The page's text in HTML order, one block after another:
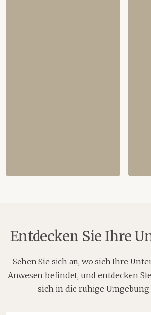
Entdecken Sie Ihre
Sehen Sie sich an, wo sich Ihre
Anwesen befindet, und entdecken
sich in die ruhige Umgebung